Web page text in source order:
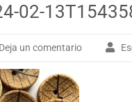
02-
Deja un comentario